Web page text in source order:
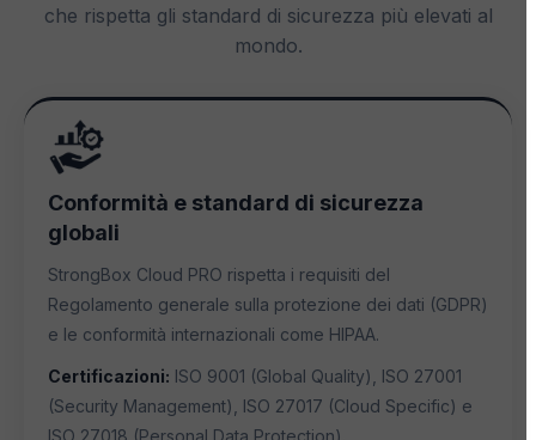
che rispetta gli standard di sicurezza più elevati al
mondo.
Conformità e standard di sicurezza
globali
StrongBox Cloud PRO rispetta i requisiti del
Regolamento generale sulla protezione dei dati (GDPR)
e le conformità internazionali come HIPAA.
Certificazioni: ISO 9001 (Global Quality), ISO 27001
(Security Management), ISO 27017 (Cloud Specific) e